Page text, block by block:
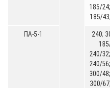
185/
185/
ПА-5-1
240;
240/
240/
300/
300/